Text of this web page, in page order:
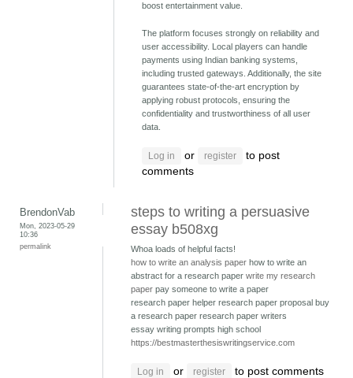
boost entertainment value.
The platform focuses strongly on reliability and
user accessibility. Local players can handle
payments using Indian banking systems,
including trusted gateways. Additionally, the site
guarantees state-of-the-art encryption by
applying robust protocols, ensuring the
confidentiality and trustworthiness of all user
data.
Log in or register
to post
comments
BrendonVab
Mon, 2023-05-29
10:36
permalink
steps to writing a persuasive
essay b508xg
Whoa loads of helpful facts!
how to write an analysis paper how to write an
abstract for a research paper write my research
paper pay someone to write a paper
research paper helper research paper proposal buy
a research paper research paper writers
essay writing prompts high school
https://bestmasterthesiswritingservice.com
Log in or register to post comments